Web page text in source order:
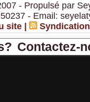
- Propulsé par
- Email:
site Syndication
Contactez-